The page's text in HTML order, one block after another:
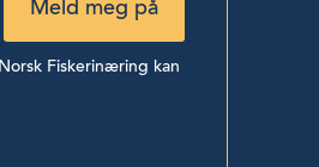
Fiskerinæring kan